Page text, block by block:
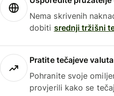
Nema skrivenih
dobiti srednji tržišni
Pratite tečajeve
Pohranite svoje
provjerili kako se